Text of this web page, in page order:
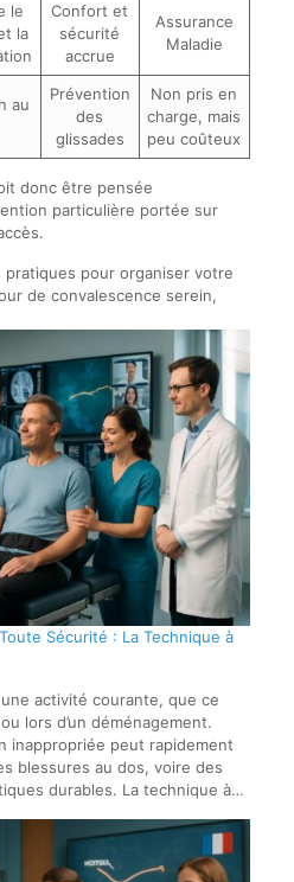
le
la
Confort et
sécurité
accrue
Assurance
Maladie
au
Prévention
des
glissades
Non pris en
charge, mais
peu coûteux
donc être pensée
particulière portée sur
Sécurité : La Technique à
activité courante, que ce
lors d’un déménagement.
inappropriée peut rapidement
blessures au dos, voire des
durables. La technique à…